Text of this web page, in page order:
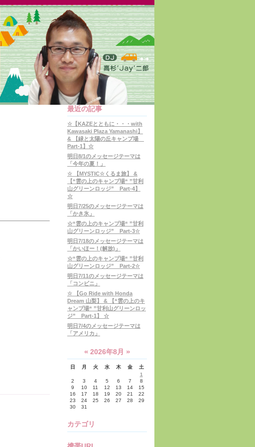
最近の記事
☆【KAZEとともに・・・with
Kawasaki Plaza Yamanashi】
& 【緑と太陽の丘キャンプ場
Part-1】☆
明日8/1のメッセージテーマは
「今年の夏！」
☆ 【MYSTIC☆くるま旅】 &
【“雲の上のキャンプ場“ ”甘利
山グリーンロッジ” Part-4】
☆
明日7/25のメッセージテーマは
「かき氷」
☆“雲の上のキャンプ場“ ”甘利
山グリーンロッジ” Part-3☆
明日7/18のメッセージテーマは
「かいほー！(解放)」
☆“雲の上のキャンプ場“ ”甘利
山グリーンロッジ” Part-2☆
明日7/11のメッセージテーマは
「コンビニ」
☆ 【Go Ride with Honda
Dream 山梨】 & 【“雲の上のキ
ャンプ場“ ”甘利山グリーンロッ
ジ” Part-1】 ☆
明日7/4のメッセージテーマは
「アメリカ」
« 2026年8月 »
日 月 火 水 木 金
土
1
2
3 4 5 6 7
8
9
10 11 12 13 14
15
16
17 18 19 20 21
22
23
24 25 26 27 28
29
30
31
カテゴリ